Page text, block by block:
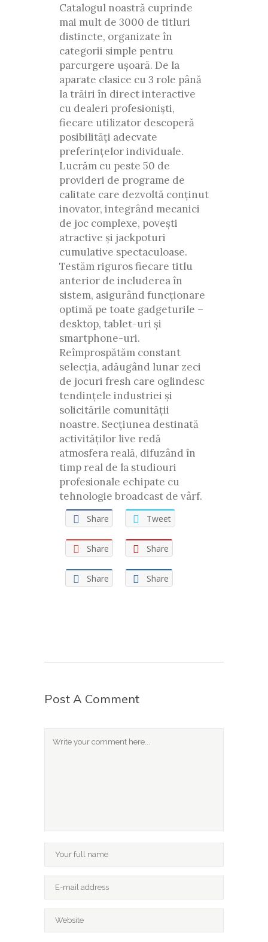
Catalogul noastră cuprinde
mai mult de 3000 de titluri
distincte, organizate în
categorii simple pentru
parcurgere ușoară. De la
aparate clasice cu 3 role până
la trăiri în direct interactive
cu dealeri profesioniști,
fiecare utilizator descoperă
posibilități adecvate
preferințelor individuale.
Lucrăm cu peste 50 de
provideri de programe de
calitate care dezvoltă conținut
inovator, integrând mecanici
de joc complexe, povești
atractive și jackpoturi
cumulative spectaculoase.
Testăm riguros fiecare titlu
anterior de includerea în
sistem, asigurând funcționare
optimă pe toate gadgeturile –
desktop, tablet-uri și
smartphone-uri.
Reîmprospătăm constant
selecția, adăugând lunar zeci
de jocuri fresh care oglindesc
tendințele industriei și
solicitările comunității
noastre. Secțiunea destinată
activităților live redă
atmosfera reală, difuzând în
timp real de la studiouri
profesionale echipate cu
tehnologie broadcast de vârf.
Share Tweet
Share Share
Share Share
Post A Comment